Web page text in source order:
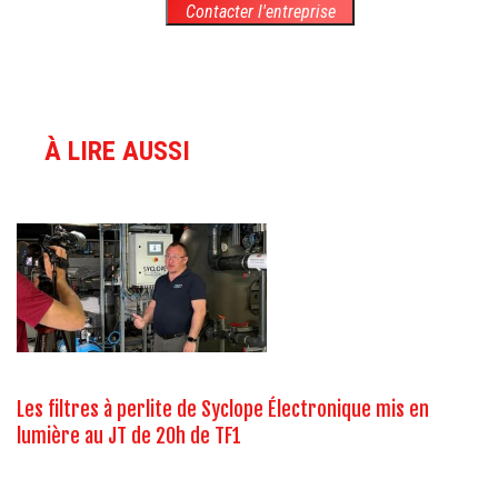
Contacter l'entreprise
À LIRE AUSSI
Les filtres à perlite de Syclope Électronique mis en
lumière au JT de 20h de TF1